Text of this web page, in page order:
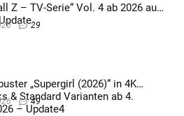
Z – TV-Serie“ Vol. 4 ab 2026 auf
29
„Supergirl (2026)“ in 4K
& Standard Varianten ab 4.
– Update4
49